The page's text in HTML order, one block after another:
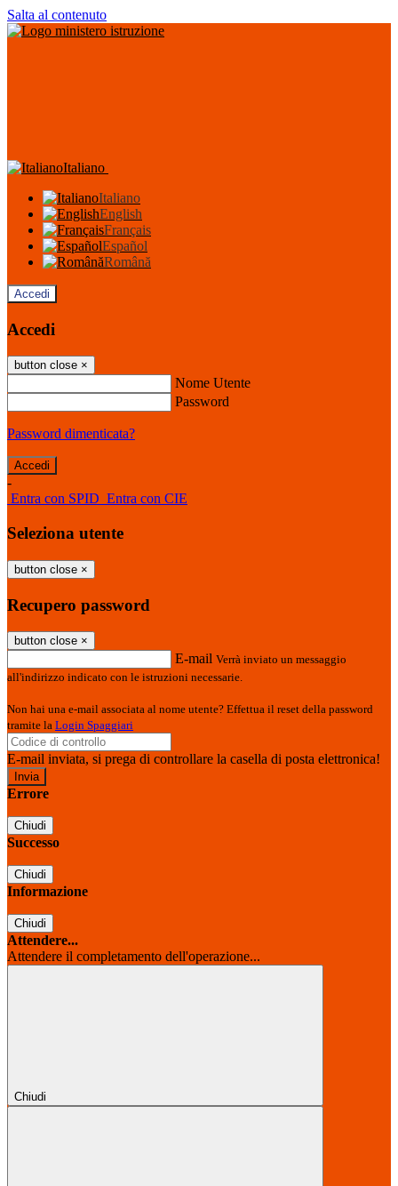
Salta al contenuto
Italiano
Italiano
English
Français
Español
Română
Accedi
Accedi
button close ×
Nome Utente
Password
Password dimenticata?
-
Entra con SPID Entra con CIE
Seleziona utente
button close ×
Recupero password
button close ×
E-mail Verrà inviato un messaggio
all'indirizzo indicato con le istruzioni necessarie.
Non hai una e-mail associata al nome utente? Effettua il reset della password
tramite la Login Spaggiari
E-mail inviata, si prega di controllare la casella di posta elettronica!
Errore
Chiudi
Successo
Chiudi
Informazione
Chiudi
Attendere...
Attendere il completamento dell'operazione...
Chiudi